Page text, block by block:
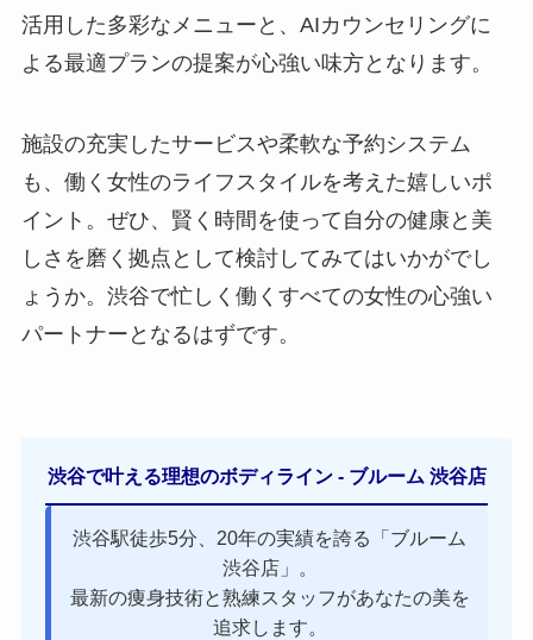
活用した多彩なメニューと、AIカウンセリングに
よる最適プランの提案が心強い味方となります。
施設の充実したサービスや柔軟な予約システム
も、働く女性のライフスタイルを考えた嬉しいポ
イント。ぜひ、賢く時間を使って自分の健康と美
しさを磨く拠点として検討してみてはいかがでし
ょうか。渋谷で忙しく働くすべての女性の心強い
パートナーとなるはずです。
渋谷で叶える理想のボディライン - ブルーム 渋谷店
渋谷駅徒歩5分、20年の実績を誇る「ブルーム
渋谷店」。
最新の痩身技術と熟練スタッフがあなたの美を
追求します。